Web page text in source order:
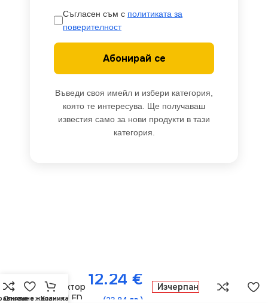
Съгласен съм с политиката за
поверителност
Абонирай се
Въведи своя имейл и избери категория,
която те интересува. Ще получаваш
известия само за нови продукти в тази
категория.
Списък с желания
Количка
прожектор
Z-PAD LED
12.24 €
(23.94 лв.)
Изчерпан